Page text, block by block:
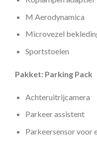
M Aerodynamica
Microvezel
Sportstoelen
Pakket: Parking Pack
Achteruitrijcamera
Parkeer assistent
Parkeersensor voor